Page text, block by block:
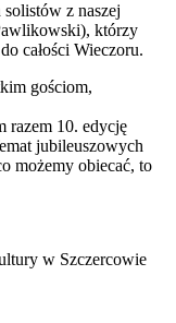
z naszej
którzy
całości Wieczoru.
gościom,
razem 10. edycję
jubileuszowych
możemy obiecać, to
w Szczercowie